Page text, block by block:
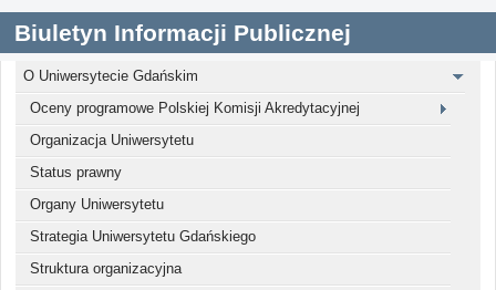
Biuletyn Informacji Publicznej
O Uniwersytecie Gdańskim
Oceny programowe Polskiej Komisji Akredytacyjnej
Organizacja Uniwersytetu
Status prawny
Organy Uniwersytetu
Strategia Uniwersytetu Gdańskiego
Struktura organizacyjna